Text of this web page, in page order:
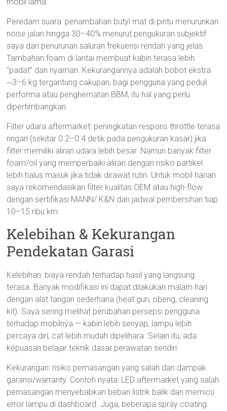
Peredam suara: penambahan butyl mat di pintu menurunkan
noise jalan hingga 30–40% menurut pengukuran subjektif
saya dan penurunan saluran frekuensi rendah yang jelas.
Tambahan foam di lantai membuat kabin terasa lebih
“padat” dan nyaman. Kekurangannya adalah bobot ekstra
~3–6 kg tergantung cakupan; bagi pengguna yang peduli
performa atau penghematan BBM, itu hal yang perlu
dipertimbangkan.
Filter udara aftermarket: peningkatan respons throttle terasa
ringan (sekitar 0.2–0.4 detik pada pengukuran kasar) jika
filter memiliki aliran udara lebih besar. Namun banyak filter
foam/oil yang memperbaiki aliran dengan risiko partikel
lebih halus masuk jika tidak dirawat rutin. Untuk mobil harian
saya rekomendasikan filter kualitas OEM atau high-flow
dengan sertifikasi MANN/ K&N dan jadwal pembersihan tiap
10–15 ribu km.
Kelebihan & Kekurangan
Pendekatan Garasi
Kelebihan: biaya rendah terhadap hasil yang langsung
terasa. Banyak modifikasi ini dapat dilakukan malam hari
dengan alat tangan sederhana (heat gun, obeng, cleaning
kit). Saya sering melihat perubahan persepsi pengguna
terhadap mobilnya — kabin lebih senyap, lampu lebih
percaya diri, cat lebih mudah dipelihara. Selain itu, ada
kepuasan belajar teknik dasar perawatan sendiri.
Kekurangan: risiko pemasangan yang salah dan dampak
garansi/warranty. Contoh nyata: LED aftermarket yang salah
pemasangan menyebabkan beban listrik balik dan memicu
error lampu di dashboard. Juga, beberapa spray coating